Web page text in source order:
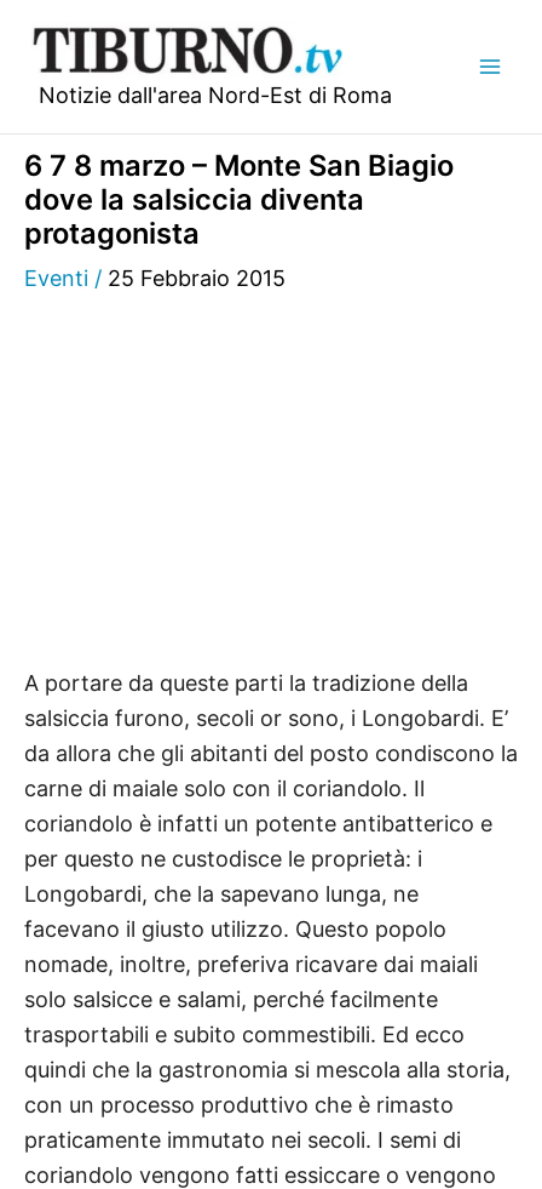
contenuto
Notizie dall'area Nord-Est di Roma
6 7 8 marzo – Monte San Biagio
dove la salsiccia diventa
protagonista
Eventi / 25 Febbraio 2015
A portare da queste parti la tradizione della
salsiccia furono, secoli or sono, i Longobardi. E’
da allora che gli abitanti del posto condiscono la
carne di maiale solo con il coriandolo. Il
coriandolo è infatti un potente antibatterico e
per questo ne custodisce le proprietà: i
Longobardi, che la sapevano lunga, ne
facevano il giusto utilizzo. Questo popolo
nomade, inoltre, preferiva ricavare dai maiali
solo salsicce e salami, perché facilmente
trasportabili e subito commestibili. Ed ecco
quindi che la gastronomia si mescola alla storia,
con un processo produttivo che è rimasto
praticamente immutato nei secoli. I semi di
coriandolo vengono fatti essiccare o vengono